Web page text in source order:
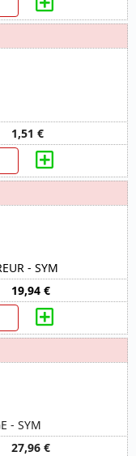
1,51 €
- SYM
19,94 €
- SYM
27,96 €